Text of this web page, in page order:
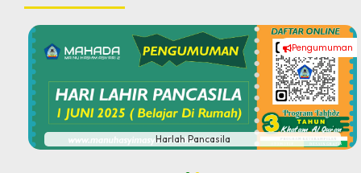
Pengumuman
#
Harlah Pancasila